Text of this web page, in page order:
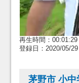
再生時間：
登録日：2020/05/29
茅野市 小